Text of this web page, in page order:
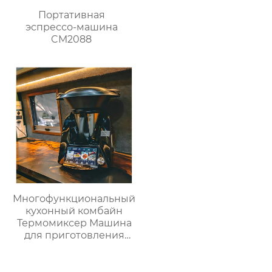
Портативная
эспрессо-машина
CM2088
Многофункциональный
кухонный комбайн
Термомиксер Машина
для приготовления